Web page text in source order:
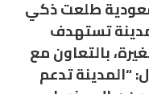
طلعت ذكي
تستهدف
بالتعاون مع
2020م، وقال: “المدينة تدعم